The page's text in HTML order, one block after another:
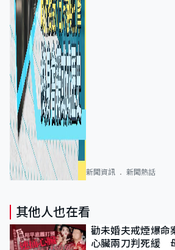
新聞資訊 新聞熱話
其他人也在看
勸未婚夫戒煙爆
心臟兩刀判死緩